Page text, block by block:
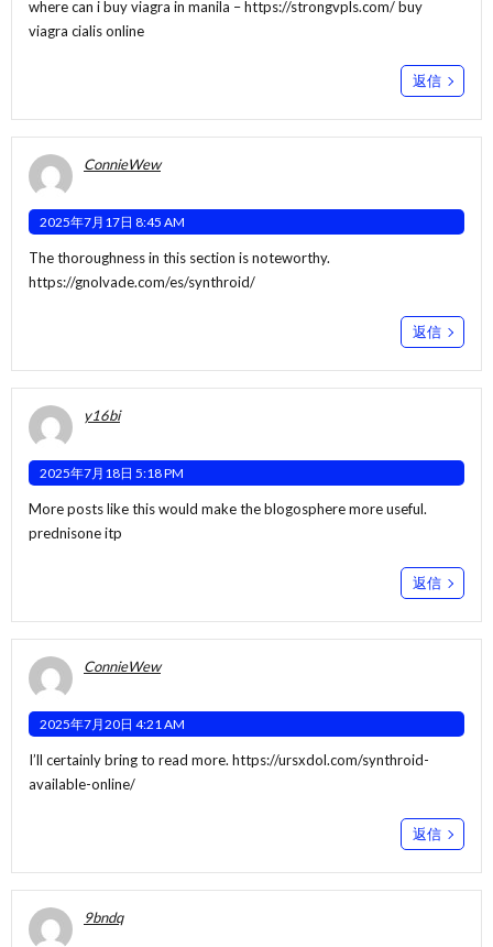
where can i buy viagra in manila –https://strongvpls.com/buy
viagra cialis online
返信
ConnieWew
2025年7月17日 8:45 AM
The thoroughness in this section is noteworthy.
https://gnolvade.com/es/synthroid/
返信
y16bi
2025年7月18日 5:18 PM
More posts like this would make the blogosphere more useful.
prednisone itp
返信
ConnieWew
2025年7月20日 4:21 AM
I’ll certainly bring to read more. https://ursxdol.com/synthroid-
available-online/
返信
9bndq